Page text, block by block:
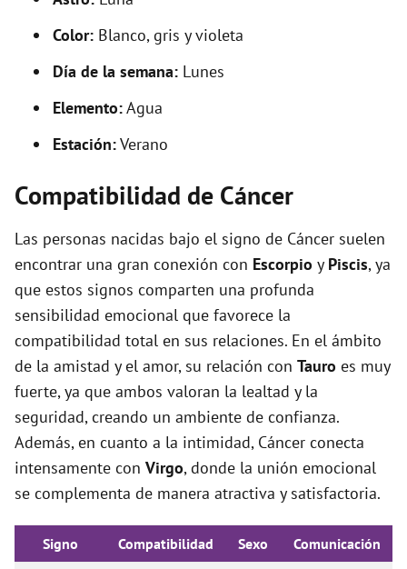
Color: Blanco, gris y violeta
Día de la semana: Lunes
Elemento:Agua
Estación:Verano
Compatibilidad de Cáncer
Las personas nacidas bajo el signo de Cáncer suelen
encontrar una gran conexión con Escorpio y Piscis, ya
que estos signos comparten una profunda
sensibilidad emocional que favorece la
compatibilidad total en sus relaciones. En el ámbito
de la amistad y el amor, su relación con Tauro es muy
fuerte, ya que ambos valoran la lealtad y la
seguridad, creando un ambiente de confianza.
Además, en cuanto a la intimidad, Cáncer conecta
intensamente con Virgo, donde la unión emocional
se complementa de manera atractiva y satisfactoria.
Signo Compatibilidad Sexo Comunicación